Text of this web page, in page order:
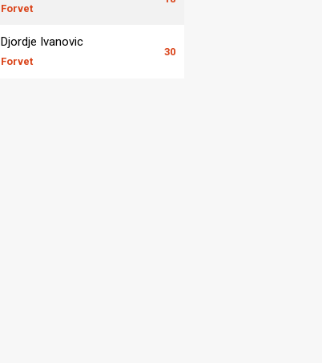
Forvet
Djordje Ivanovic
Forvet
30